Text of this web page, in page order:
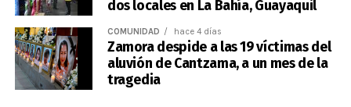
dos locales en La Bahía, Guayaquil
COMUNIDAD hace 4 días
Zamora despide a las 19 víctimas del
aluvión de Cantzama, a un mes de la
tragedia